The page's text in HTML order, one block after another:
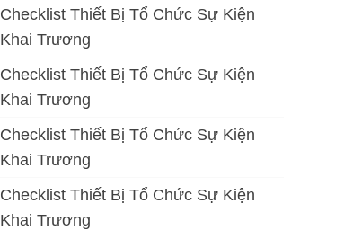
Checklist Thiết Bị Tổ Chức Sự Kiện
Khai Trương
Checklist Thiết Bị Tổ Chức Sự Kiện
Khai Trương
Checklist Thiết Bị Tổ Chức Sự Kiện
Khai Trương
Checklist Thiết Bị Tổ Chức Sự Kiện
Khai Trương